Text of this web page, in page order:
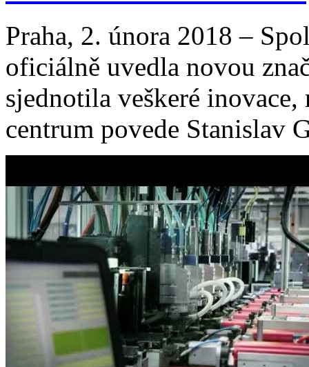
Praha, 2. února 2018 –
oficiálně uvedla novou
sjednotila veškeré
centrum povede Stanislav